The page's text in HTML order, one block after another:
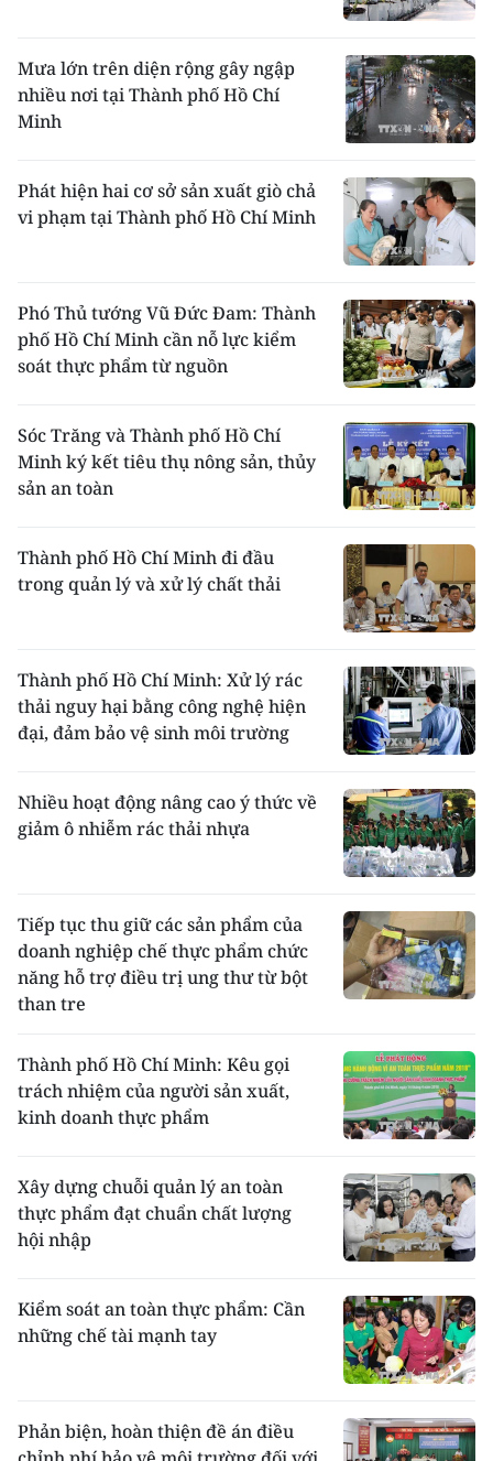
Mưa lớn trên diện rộng gây ngập
nhiều nơi tại Thành phố Hồ Chí
Minh
Phát hiện hai cơ sở sản xuất giò chả
vi phạm tại Thành phố Hồ Chí Minh
Phó Thủ tướng Vũ Đức Đam: Thành
phố Hồ Chí Minh cần nỗ lực kiểm
soát thực phẩm từ nguồn
Sóc Trăng và Thành phố Hồ Chí
Minh ký kết tiêu thụ nông sản, thủy
sản an toàn
Thành phố Hồ Chí Minh đi đầu
trong quản lý và xử lý chất thải
Thành phố Hồ Chí Minh: Xử lý rác
thải nguy hại bằng công nghệ hiện
đại, đảm bảo vệ sinh môi trường
Nhiều hoạt động nâng cao ý thức về
giảm ô nhiễm rác thải nhựa
Tiếp tục thu giữ các sản phẩm của
doanh nghiệp chế thực phẩm chức
năng hỗ trợ điều trị ung thư từ bột
than tre
Thành phố Hồ Chí Minh: Kêu gọi
trách nhiệm của người sản xuất,
kinh doanh thực phẩm
Xây dựng chuỗi quản lý an toàn
thực phẩm đạt chuẩn chất lượng
hội nhập
Kiểm soát an toàn thực phẩm: Cần
những chế tài mạnh tay
Phản biện, hoàn thiện đề án điều